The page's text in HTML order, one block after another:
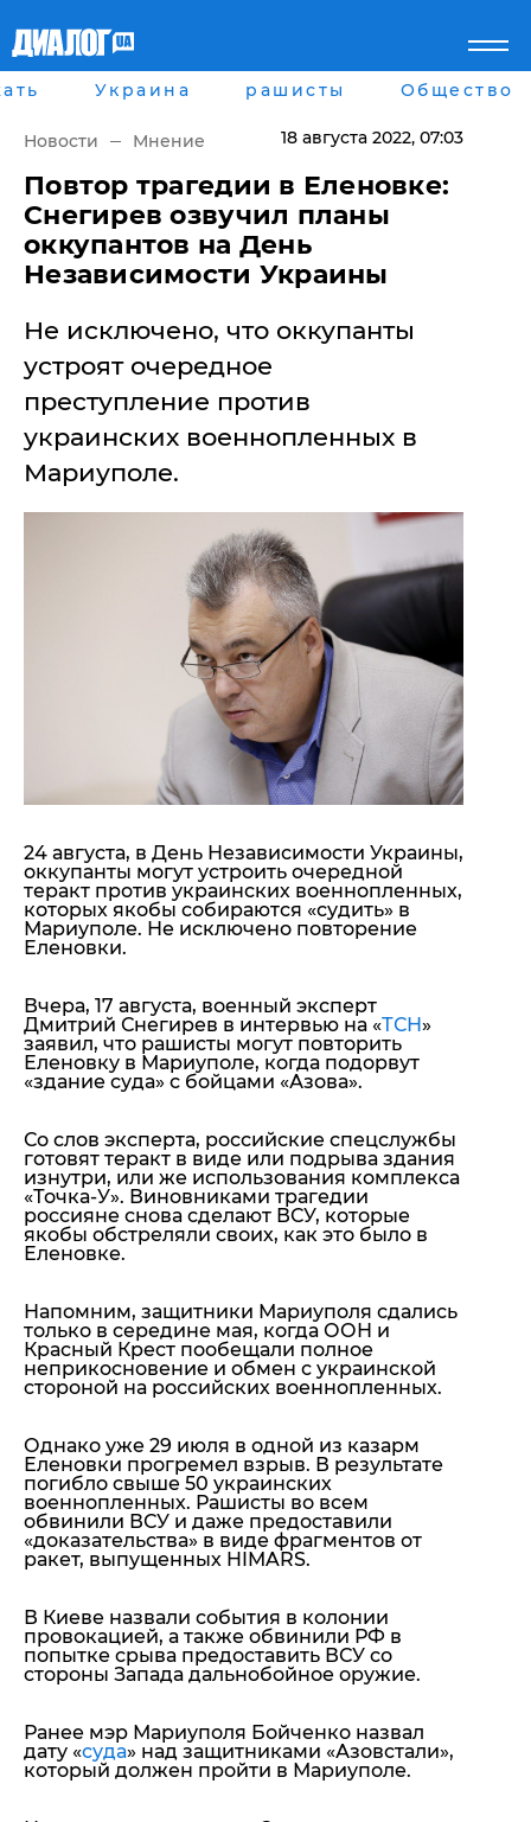
Главная
рассея
Мир
Беларусь
Военное обозрение
Наука и Техника
Экономика
Блоги
Шоу-биз
Здоровье
Спорт
Культура
Города
Луганск
Киев
Харьков
Днепр
Львов
Одесса
Крыму
Помощь проекту
Стиль Диалога
Шоу-биз
Культура
Общество
Авторское
Мнение
Блоги
ИноСМИ
Украина рашисты Общество
Новости Мнение 18 августа 2022, 07:03
​Повтор трагедии в Еленовке:
Снегирев озвучил планы
оккупантов на День
Независимости Украины
Не исключено, что оккупанты
устроят очередное
преступление против
украинских военнопленных в
Мариуполе.
24 августа, в День Независимости Украины,
оккупанты могут устроить очередной
теракт против украинских военнопленных,
которых якобы собираются «судить» в
Мариуполе. Не исключено повторение
Еленовки.
Вчера, 17 августа, военный эксперт
Дмитрий Снегирев в интервью на «ТСН»
заявил, что рашисты могут повторить
Еленовку в Мариуполе, когда подорвут
«здание суда» с бойцами «Азова».
Со слов эксперта, российские спецслужбы
готовят теракт в виде или подрыва здания
изнутри, или же использования комплекса
«Точка-У». Виновниками трагедии
россияне снова сделают ВСУ, которые
якобы обстреляли своих, как это было в
Еленовке.
Напомним, защитники Мариуполя сдались
только в середине мая, когда ООН и
Красный Крест пообещали полное
неприкосновение и обмен с украинской
стороной на российских военнопленных.
Однако уже 29 июля в одной из казарм
Еленовки прогремел взрыв. В результате
погибло свыше 50 украинских
военнопленных. Рашисты во всем
обвинили ВСУ и даже предоставили
«доказательства» в виде фрагментов от
ракет, выпущенных HIMARS.
В Киеве назвали события в колонии
провокацией, а также обвинили РФ в
попытке срыва предоставить ВСУ со
стороны Запада дальнобойное оружие.
Ранее мэр Мариуполя Бойченко назвал
дату «суда» над защитниками «Азовстали»,
который должен пройти в Мариуполе.